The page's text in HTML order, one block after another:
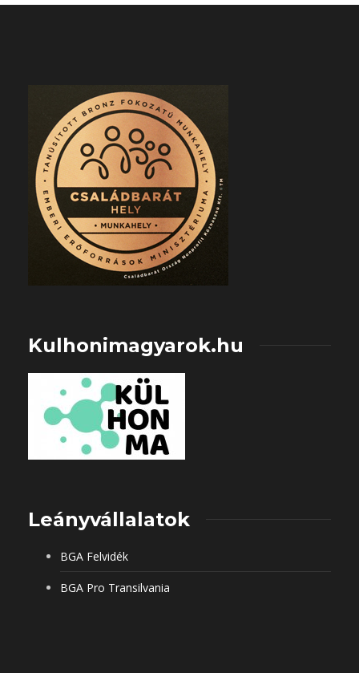
Kulhonimagyarok.hu
Leányvállalatok
BGA Felvidék
BGA Pro Transilvania